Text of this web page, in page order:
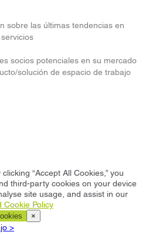
sobre las últimas tendencias en
socios potenciales en su mercado
solución de espacio de trabajo
“Accept All Cookies,” you
third-party cookies on your device
site usage, and assist in our
Cookie Policy
×
>